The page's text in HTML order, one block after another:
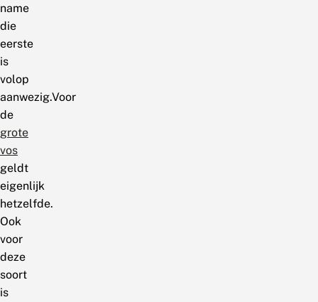
name
die
eerste
is
volop
aanwezig.Voor
de
grote
vos
geldt
eigenlijk
hetzelfde.
Ook
voor
deze
soort
is